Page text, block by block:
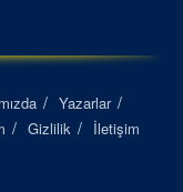
Yazarlar
Gizlilik İletişim